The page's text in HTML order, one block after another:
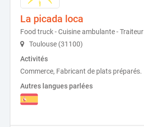
La picada loca
Food truck - Cuisine ambulante - Traiteur
Toulouse (31100)
Activités
Commerce, Fabricant de plats préparés.
Autres langues parlées